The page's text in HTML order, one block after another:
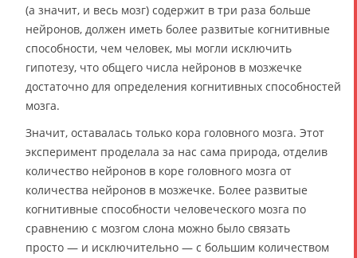
(а значит, и весь мозг) содержит в три раза больше
нейронов, должен иметь более развитые когнитивные
способности, чем человек, мы могли исключить
гипотезу, что общего числа нейронов в мозжечке
достаточно для определения когнитивных способностей
мозга.
Значит, оставалась только кора головного мозга. Этот
эксперимент проделала за нас сама природа, отделив
количество нейронов в коре головного мозга от
количества нейронов в мозжечке. Более развитые
когнитивные способности человеческого мозга по
сравнению с мозгом слона можно было связать
просто — и исключительно — с большим количеством